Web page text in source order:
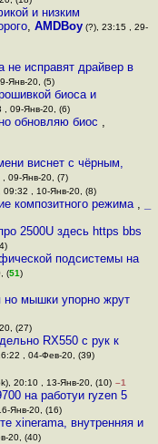
и низким
, AMDBoy(?), 23:15 , 29-
не исправят драйвер в
Янв-20, (5)
биоса и
, 09-Янв-20, (6)
обновляю биос ,
виснет с чёрным,
, 09-Янв-20, (7)
09:32 , 10-Янв-20, (8)
композитного режима ,
2500U здесь https bbs
подсистемы на
(51)
но мышки упорно жрут
(27)
RX550 с рук к
, 04-Фев-20, (39)
20:10 , 13-Янв-20, (10) –1
на работуи ryzen 5
Янв-20, (16)
xinerama, внутренняя и
20, (40)